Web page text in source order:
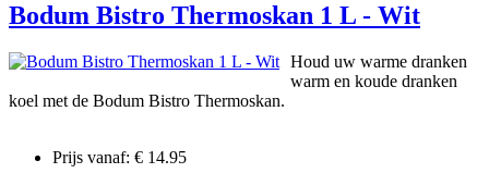
Bodum Bistro Thermoskan 1 L - Wit
Houd uw warme dranken
warm en koude dranken
koel met de Bodum Bistro Thermoskan.
Prijs vanaf: € 14.95